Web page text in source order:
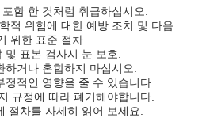
함 한 것처럼 취급하십시오.
적 위험에 대한 예방 조치 및 다음
위한 표준 절차
표본 검사시 눈 보호.
거나 혼합하지 마십시오.
적인 영향을 줄 수 있습니다.
규정에 따라 폐기해야합니다.
절차를 자세히 읽어 보세요.